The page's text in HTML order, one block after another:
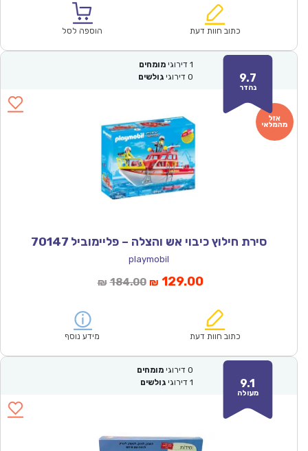
₪61.00.
הוא:
כתוב חוות דעת הוספה לסל
9.7
נהדר
1 דירוגי מומחים
0 דירוגי גולשים
סירת חילוץ כיבוי אש והצלה – פליימוביל 70147
playmobil
₪ 184.00המחיר
₪184.00.
₪ 129.00המחיר
הוא:
כתוב חוות דעת מידע נוסף
9.1
מעולה
0 דירוגי מומחים
1 דירוגי גולשים